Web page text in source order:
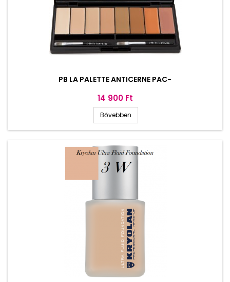
PB LA PALETTE ANTICERNE PAC-
Ár
14 900 Ft
Bővebben